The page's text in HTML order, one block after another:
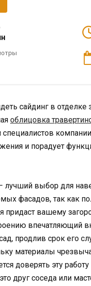
сайдинг в отделке
облицовка
специалистов
и порадует
лучший выбор для
фасадов, так как
придаст вашему
впечатляющий
продлив срок его
материалы
доверять эту
друг соседа или